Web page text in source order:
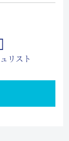
リスト